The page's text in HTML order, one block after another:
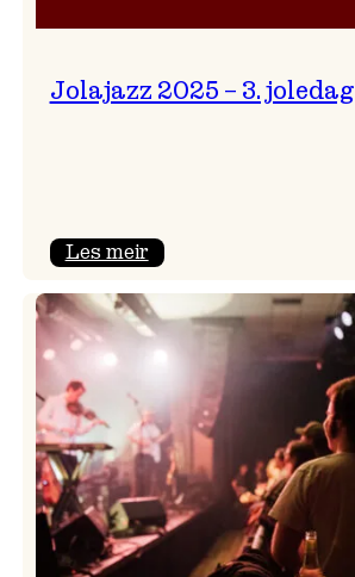
Jolajazz 2025 – 3. joledag
Les meir:
2025
–
joledag